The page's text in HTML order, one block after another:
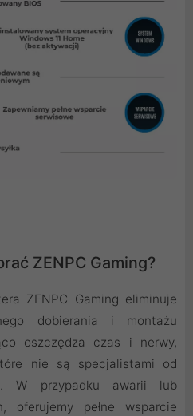
ZENPC Gaming?
ZENPC Gaming eliminuje
dobierania i montażu
oszczędza czas i nerwy,
nie są specjalistami od
W przypadku awarii lub
oferujemy pełne wsparcie